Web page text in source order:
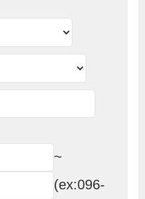
~
(ex:096-